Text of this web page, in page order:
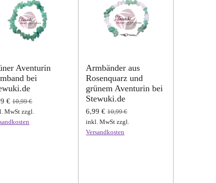
Aventurin
bei
€ 10,99 €
MwSt zzgl.
Armbänder aus
Rosenquarz und
grünem Aventurin bei
Stewuki.de
6,99 € 10,99 €
inkl. MwSt zzgl.
Versandkosten